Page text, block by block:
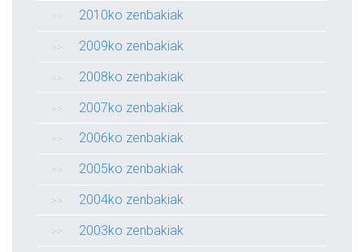
2010ko zenbakiak
2009ko zenbakiak
2008ko zenbakiak
2007ko zenbakiak
2006ko zenbakiak
2005ko zenbakiak
2004ko zenbakiak
2003ko zenbakiak